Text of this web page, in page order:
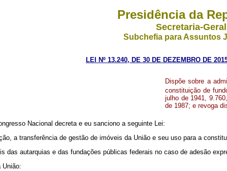
Presidência da
Secretaria-Geral
Subchefia para Assuntos
LEI Nº 13.240, DE 30 DE DEZEMBRO DE
Dispõe sobre a
constituição de
julho de 1941,
de 1987; e revoga
Nacional decreta e eu sanciono a seguinte Lei:
a transferência de gestão de imóveis da União e seu uso para a
das autarquias e das fundações públicas federais no caso de adesão
União: